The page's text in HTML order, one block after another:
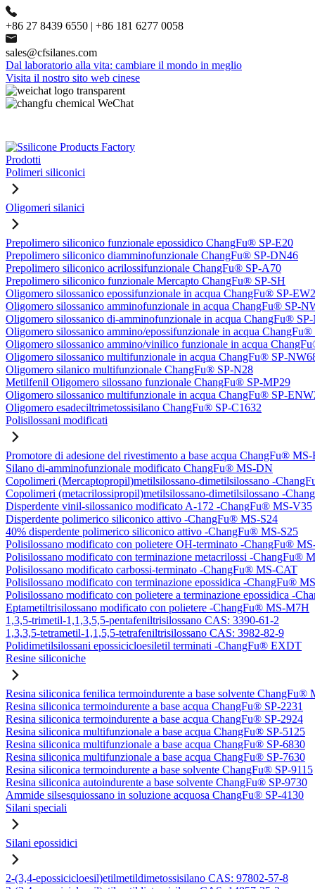
+86 27 8439 6550 | +86 181 6277 0058
sales@cfsilanes.com
Dal laboratorio alla vita: cambiare il mondo in meglio
Visita il nostro sito web cinese
Prodotti
Polimeri siliconici
Oligomeri silanici
Prepolimero siliconico funzionale epossidico ChangFu® SP-E20
Prepolimero siliconico diamminofunzionale ChangFu® SP-DN46
Prepolimero siliconico acrilossifunzionale ChangFu® SP-A70
Prepolimero siliconico funzionale Mercapto ChangFu® SP-SH
Oligomero silossanico epossifunzionale in acqua ChangFu® SP-
Oligomero silossanico amminofunzionale in acqua ChangFu® SP-
Oligomero silossanico di-amminofunzionale in acqua ChangFu®
Oligomero silossanico ammino/epossifunzionale in acqua
Oligomero silossanico ammino/vinilico funzionale in acqua
Oligomero silossanico multifunzionale in acqua ChangFu® SP-
Oligomero silanico multifunzionale ChangFu® SP-N28
Metilfenil Oligomero silossano funzionale ChangFu® SP-MP29
Oligomero silossanico multifunzionale in acqua ChangFu® SP-
Oligomero esadeciltrimetossisilano ChangFu® SP-C1632
Polisilossani modificati
Promotore di adesione del rivestimento a base acqua ChangFu® MS-
Silano di-amminofunzionale modificato ChangFu® MS-DN
Copolimeri (Mercaptopropil)metilsilossano-dimetilsilossano -
Copolimeri (metacrilossipropil)metilsilossano-dimetilsilossano -
Disperdente vinil-silossanico modificato A-172 -ChangFu® MS-V35
Disperdente polimerico siliconico attivo -ChangFu® MS-S24
40% disperdente polimerico siliconico attivo -ChangFu® MS-S25
Polisilossano modificato con polietere OH-terminato -ChangFu®
Polisilossano modificato con terminazione metacrilossi -ChangFu®
Polisilossano modificato carbossi-terminato -ChangFu® MS-CAT
Polisilossano modificato con terminazione epossidica -ChangFu®
Polisilossano modificato con polietere a terminazione epossidica -
Eptametiltrisilossano modificato con polietere -ChangFu® MS-M7H
1,3,5-trimetil-1,1,3,5,5-pentafeniltrisilossano CAS: 3390-61-2
1,3,3,5-tetrametil-1,1,5,5-tetrafeniltrisilossano CAS: 3982-82-9
Polidimetilsilossani epossicicloesiletil terminati -ChangFu® EXDT
Resine siliconiche
Resina siliconica fenilica termoindurente a base solvente ChangFu®
Resina siliconica termoindurente a base acqua ChangFu® SP-2231
Resina siliconica termoindurente a base acqua ChangFu® SP-2924
Resina siliconica multifunzionale a base acqua ChangFu® SP-5125
Resina siliconica multifunzionale a base acqua ChangFu® SP-6830
Resina siliconica multifunzionale a base acqua ChangFu® SP-7630
Resina siliconica termoindurente a base solvente ChangFu® SP-9115
Resina siliconica autoindurente a base solvente ChangFu® SP-9730
Ammide silsesquiossano in soluzione acquosa ChangFu® SP-4130
Silani speciali
Silani epossidici
2-(3,4-epossicicloesil)etilmetildimetossisilano CAS: 97802-57-8